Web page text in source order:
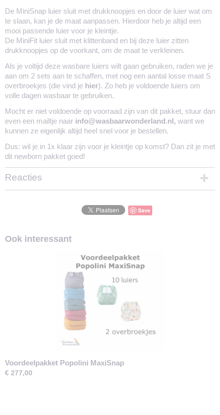
Geproduceerd in
Hongarije
De MiniSnap luier sluit met drukknoopjes en door de luier wat om
te slaan, kan je de maat aanpassen. Hierdoor heb je altijd een
mooi passende luier voor je kleintje.
De MiniFit luier sluit met klittenband en bij deze luier zitten
drukknoopjes op de voorkant, om de maat te verkleinen.
Als je voltijd deze wasbare luiers wilt gaan gebruiken, raden we je
aan om 2 sets aan te schaffen, met nog een aantal losse maat S
overbroekjes (die vind je hier). Zo heb je voldoende luiers om
volle dagen wasbaar te gebruiken.
Mocht er niet voldoende op voorraad zijn van dit pakket, stuur dan
even een mailtje naar info@wasbaarwonderland.nl, want we
kunnen ze eigenlijk altijd heel snel voor je bestellen.
Dus: wil je in 1x klaar zijn voor je kleintje op komst? Dan zit je met
dit newborn pakket goed!
Reacties
Save
Ook interessant
Voordeelpakket Popolini MaxiSnap
€ 277,00